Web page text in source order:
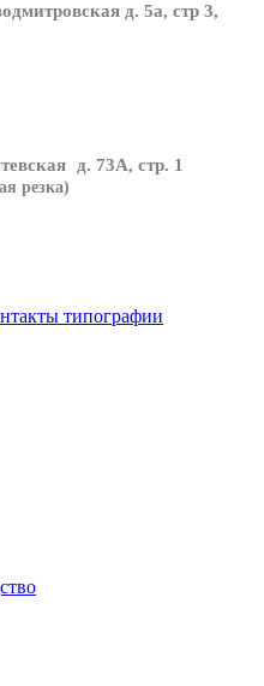
д. 5а, стр 3,
д. 73А, стр. 1
резка)